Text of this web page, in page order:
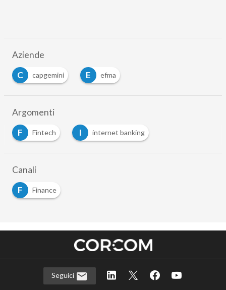
Aziende
C
capgemini E efma
Argomenti
F
Fintech I internet banking
Canali
F
Finance
Seguici